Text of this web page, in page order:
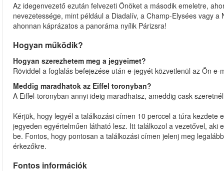
Az idegenvezető ezután felvezeti Önöket a második emeletre,
nevezetessége, mint például a Diadalív, a Champ-Elysées vagy
ahonnan káprázatos a panoráma nyílik Párizsra!
Hogyan működik?
Hogyan szerezhetem meg a jegyeimet?
Röviddel a foglalás befejezése után e-jegyét közvetlenül az Ön e-
Meddig maradhatok az Eiffel toronyban?
A Eiffel-toronyban annyi ideig maradhatsz, ameddig cask
Kérjük, hogy legyél a találkozási címen 10 perccel a túra
jegyeden egyértelműen látható lesz. Itt találkozol a vezetővel,
be. Fontos, hogy pontosan a találkozási címen jelenj meg
érkezőkre.
Fontos információk